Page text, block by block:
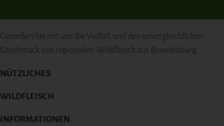
Genießen Sie mit uns die Vielfalt und den unvergleichlichen
Geschmack von regionalem Wildfleisch aus Brandenburg.
NÜTZLICHES
WILDFLEISCH
INFORMATIONEN